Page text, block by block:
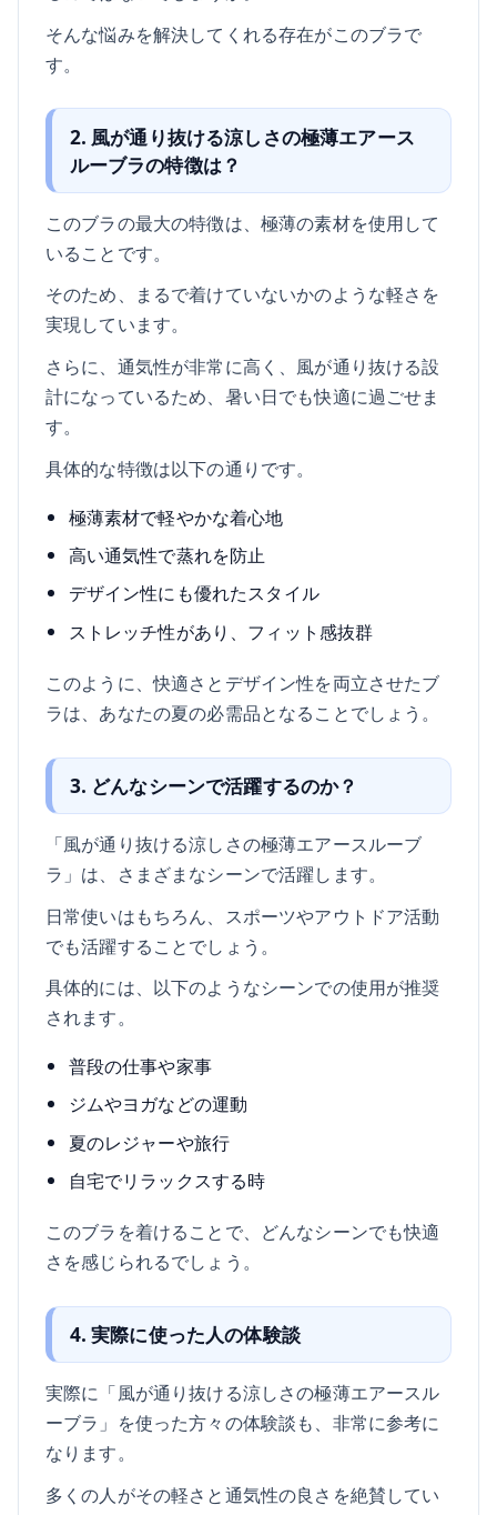
そんな悩みを解決してくれる存在がこのブラで
す。
2. 風が通り抜ける涼しさの極薄エアース
ルーブラの特徴は？
このブラの最大の特徴は、極薄の素材を使用して
いることです。
そのため、まるで着けていないかのような軽さを
実現しています。
さらに、通気性が非常に高く、風が通り抜ける設
計になっているため、暑い日でも快適に過ごせま
す。
具体的な特徴は以下の通りです。
極薄素材で軽やかな着心地
高い通気性で蒸れを防止
デザイン性にも優れたスタイル
ストレッチ性があり、フィット感抜群
このように、快適さとデザイン性を両立させたブ
ラは、あなたの夏の必需品となることでしょう。
3. どんなシーンで活躍するのか？
「風が通り抜ける涼しさの極薄エアースルーブ
ラ」は、さまざまなシーンで活躍します。
日常使いはもちろん、スポーツやアウトドア活動
でも活躍することでしょう。
具体的には、以下のようなシーンでの使用が推奨
されます。
普段の仕事や家事
ジムやヨガなどの運動
夏のレジャーや旅行
自宅でリラックスする時
このブラを着けることで、どんなシーンでも快適
さを感じられるでしょう。
4. 実際に使った人の体験談
実際に「風が通り抜ける涼しさの極薄エアースル
ーブラ」を使った方々の体験談も、非常に参考に
なります。
多くの人がその軽さと通気性の良さを絶賛してい